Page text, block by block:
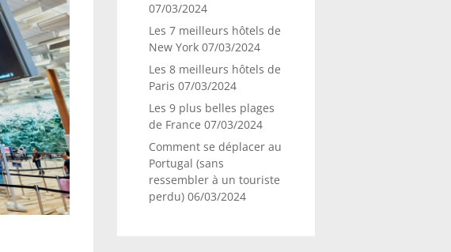
07/03/2024
Les 7 meilleurs hôtels de
New York 07/03/2024
Les 8 meilleurs hôtels de
Paris 07/03/2024
Les 9 plus belles plages
de France 07/03/2024
Comment se déplacer au
Portugal (sans
ressembler à un touriste
perdu) 06/03/2024